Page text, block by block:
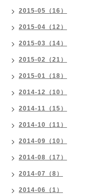
2015-05（16）
2015-04（12）
2015-03（14）
2015-02（21）
2015-01（18）
2014-12（10）
2014-11（15）
2014-10（11）
2014-09（10）
2014-08（17）
2014-07（8）
2014-06（1）